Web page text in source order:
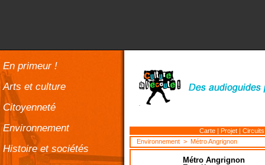
En primeur !
Arts et culture
Citoyenneté
Environnement
Histoire et sociétés
Carte | Projet |
Environnement > Métro Angrignon
Métro Angrignon